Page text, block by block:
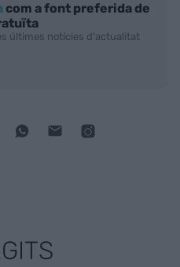
com a font preferida de
últimes notícies d'actualitat